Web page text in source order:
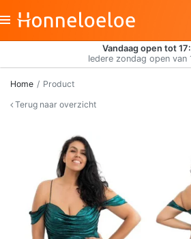
Vandaag open tot
Iedere zondag open van
Home
Product
Terug naar overzicht